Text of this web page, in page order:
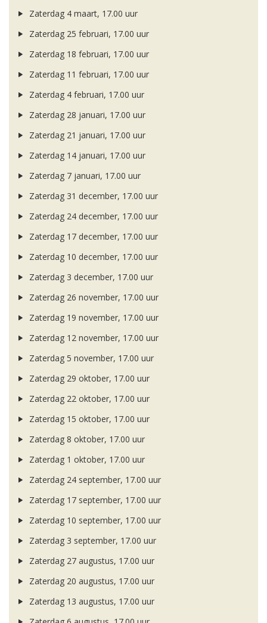
Zaterdag 4 maart, 17.00 uur
Zaterdag 25 februari, 17.00 uur
Zaterdag 18 februari, 17.00 uur
Zaterdag 11 februari, 17.00 uur
Zaterdag 4 februari, 17.00 uur
Zaterdag 28 januari, 17.00 uur
Zaterdag 21 januari, 17.00 uur
Zaterdag 14 januari, 17.00 uur
Zaterdag 7 januari, 17.00 uur
Zaterdag 31 december, 17.00 uur
Zaterdag 24 december, 17.00 uur
Zaterdag 17 december, 17.00 uur
Zaterdag 10 december, 17.00 uur
Zaterdag 3 december, 17.00 uur
Zaterdag 26 november, 17.00 uur
Zaterdag 19 november, 17.00 uur
Zaterdag 12 november, 17.00 uur
Zaterdag 5 november, 17.00 uur
Zaterdag 29 oktober, 17.00 uur
Zaterdag 22 oktober, 17.00 uur
Zaterdag 15 oktober, 17.00 uur
Zaterdag 8 oktober, 17.00 uur
Zaterdag 1 oktober, 17.00 uur
Zaterdag 24 september, 17.00 uur
Zaterdag 17 september, 17.00 uur
Zaterdag 10 september, 17.00 uur
Zaterdag 3 september, 17.00 uur
Zaterdag 27 augustus, 17.00 uur
Zaterdag 20 augustus, 17.00 uur
Zaterdag 13 augustus, 17.00 uur